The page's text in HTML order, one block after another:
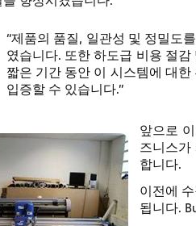
제품의 품질, 일관성 및 정밀도
였습니다. 또한 하도급 비용 절감
짧은 기간 동안 이 시스템에 대
입증할 수 있습니다.
앞으로
즈니스가
합니다.
이전에
됩니다.